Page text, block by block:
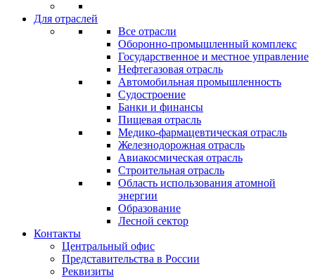
Для отраслей
Все отрасли
Оборонно‐промышленный комплекс
Государственное и местное управление
Нефтегазовая отрасль
Автомобильная промышленность
Судостроение
Банки и финансы
Пищевая отрасль
Медико-фармацевтическая отрасль
Железнодорожная отрасль
Авиакосмическая отрасль
Строительная отрасль
Область использования атомной
энергии
Образование
Лесной сектор
Контакты
Центральный офис
Представительства в России
Реквизиты